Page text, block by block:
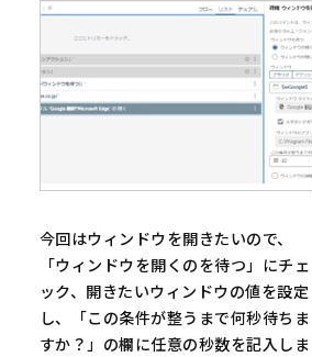
今回はウィンドウを開きたいので、
「ウィンドウを開くのを待つ」にチェ
ック、開きたいウィンドウの値を設定
し、「この条件が整うまで何秒待ちま
すか？」の欄に任意の秒数を記入しま